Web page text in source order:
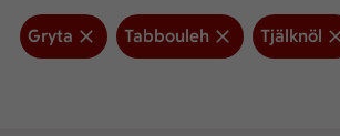
Gryta Tabbouleh Tjälknöl